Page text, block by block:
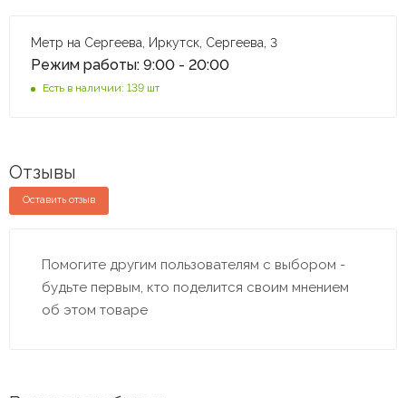
Метр на Сергеева, Иркутск, Сергеева, 3
Режим работы: 9:00 - 20:00
Есть в наличии: 139 шт
Отзывы
Оставить отзыв
Помогите другим пользователям с выбором -
будьте первым, кто поделится своим мнением
об этом товаре